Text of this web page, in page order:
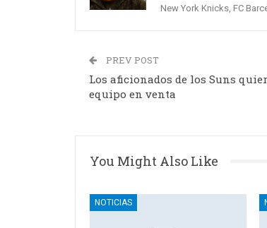
New York Knicks, FC
PREV POST
Los aficionados de los Suns
equipo en venta
You Might Also Like
NOTICIAS